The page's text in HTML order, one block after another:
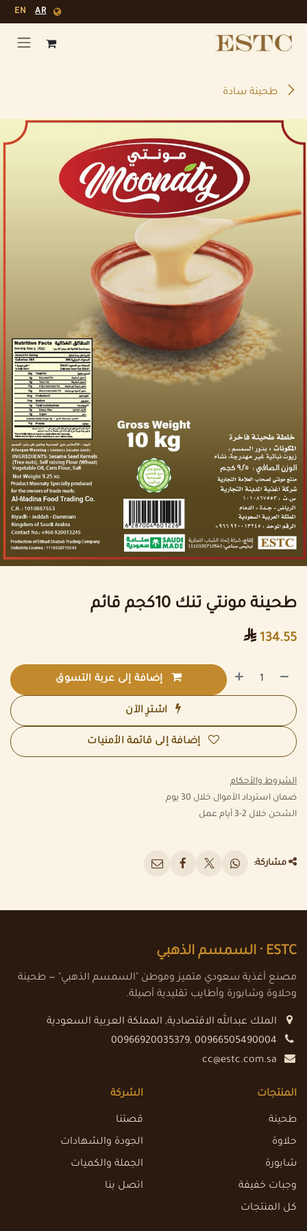
AR
EN
طحينة سادة
طحينة مونتي تنك 10كجم قائم
134.55

إضافة إلى عربة التسوق
اشترِ الآن
إضافة إلى قائمة الأمنيات
الشروط والأحكام
ضمان استرداد الأموال خلال 30 يوم
الشحن خلال 2-3 أيام عمل
مشاركة:
ESTC · السمسم الذهبي
مصنع أغذية سعودي متميز وموطن "السمسم الذهبي" — طحينة
وحلاوة وشابورة وأطايب تقليدية أصيلة.
الملك عبدالله الاقتصادية, المملكة العربية السعودية
00966920035379, 00966505490004
cc@estc.com.sa
المنتجات
طحينة
حلاوة
شابورة
وجبات خفيفة
كل المنتجات
الشركة
قصتنا
الجودة والشهادات
الجملة والكميات
اتصل بنا